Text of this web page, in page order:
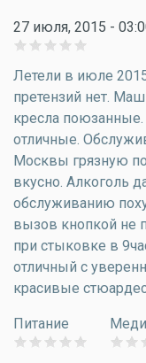
27 июля, 2015 -
Летели в июле
претензий нет.
кресла поюзанные.
отличные.
Москвы грязную
вкусно. Алкоголь
обслуживанию
вызов кнопкой не
при стыковке в
отличный с
красивые
Питание